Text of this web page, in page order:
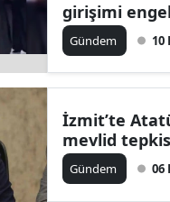
Bolu
Burdur
Çankırı
girişimi
Gündem 10
İzmit’te
mevlid
Gündem 06